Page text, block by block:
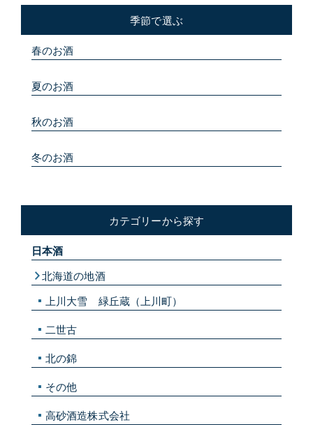
季節で選ぶ
春のお酒
夏のお酒
秋のお酒
冬のお酒
カテゴリーから探す
日本酒
北海道の地酒
上川大雪 緑丘蔵（上川町）
二世古
北の錦
その他
高砂酒造株式会社